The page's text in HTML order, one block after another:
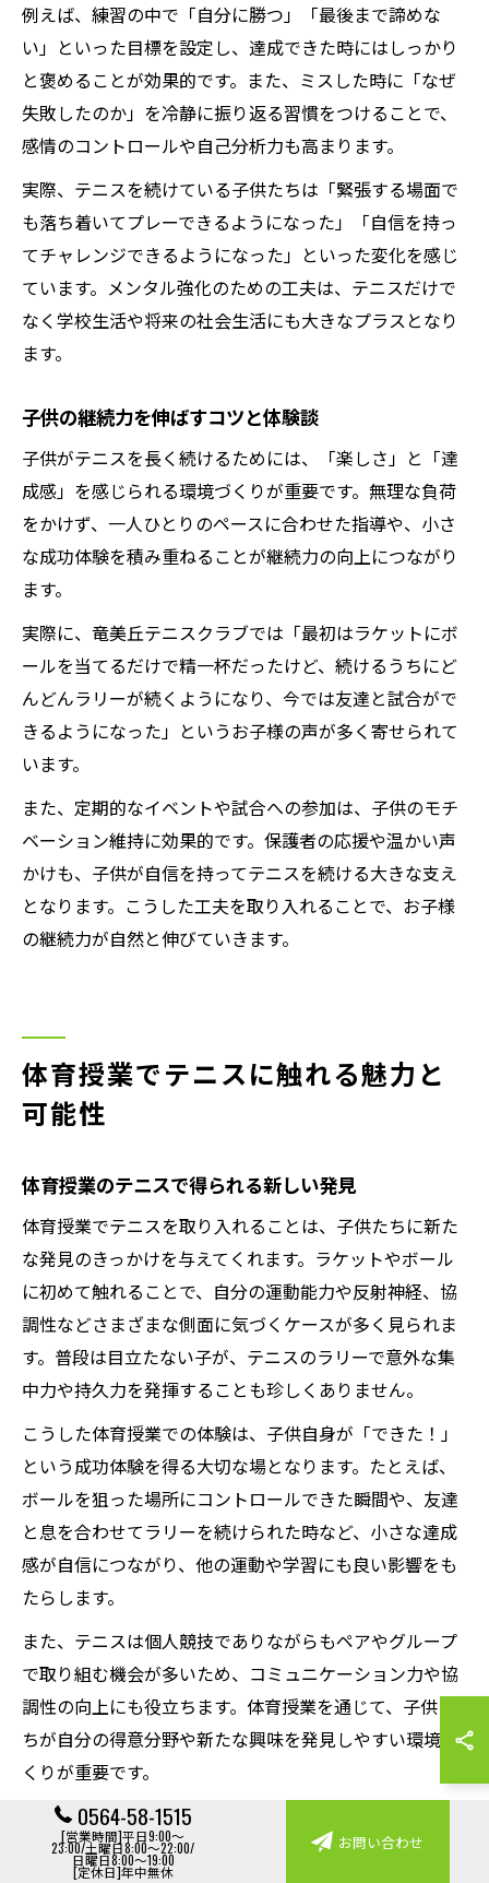
例えば、練習の中で「自分に勝つ」「最後まで諦めな
い」といった目標を設定し、達成できた時にはしっかり
と褒めることが効果的です。また、ミスした時に「なぜ
失敗したのか」を冷静に振り返る習慣をつけることで、
感情のコントロールや自己分析力も高まります。
実際、テニスを続けている子供たちは「緊張する場面で
も落ち着いてプレーできるようになった」「自信を持っ
てチャレンジできるようになった」といった変化を感じ
ています。メンタル強化のための工夫は、テニスだけで
なく学校生活や将来の社会生活にも大きなプラスとなり
ます。
子供の継続力を伸ばすコツと体験談
子供がテニスを長く続けるためには、「楽しさ」と「達
成感」を感じられる環境づくりが重要です。無理な負荷
をかけず、一人ひとりのペースに合わせた指導や、小さ
な成功体験を積み重ねることが継続力の向上につながり
ます。
実際に、竜美丘テニスクラブでは「最初はラケットにボ
ールを当てるだけで精一杯だったけど、続けるうちにど
んどんラリーが続くようになり、今では友達と試合がで
きるようになった」というお子様の声が多く寄せられて
います。
また、定期的なイベントや試合への参加は、子供のモチ
ベーション維持に効果的です。保護者の応援や温かい声
かけも、子供が自信を持ってテニスを続ける大きな支え
となります。こうした工夫を取り入れることで、お子様
の継続力が自然と伸びていきます。
体育授業でテニスに触れる魅力と
可能性
体育授業のテニスで得られる新しい発見
体育授業でテニスを取り入れることは、子供たちに新た
な発見のきっかけを与えてくれます。ラケットやボール
に初めて触れることで、自分の運動能力や反射神経、協
調性などさまざまな側面に気づくケースが多く見られま
す。普段は目立たない子が、テニスのラリーで意外な集
中力や持久力を発揮することも珍しくありません。
こうした体育授業での体験は、子供自身が「できた！」
という成功体験を得る大切な場となります。たとえば、
ボールを狙った場所にコントロールできた瞬間や、友達
と息を合わせてラリーを続けられた時など、小さな達成
感が自信につながり、他の運動や学習にも良い影響をも
たらします。
また、テニスは個人競技でありながらもペアやグループ
で取り組む機会が多いため、コミュニケーション力や協
調性の向上にも役立ちます。体育授業を通じて、子供た
ちが自分の得意分野や新たな興味を発見しやすい環境づ
くりが重要です。
ハンドテニス導入の利点と楽しみ方
ハンドテニスは、ラケットを使わず手でボールを打つこ
0564-58-1515
[営業時間]平日9:00～
23:00/土曜日8:00～22:00/
日曜日8:00～19:00
[定休日]年中無休
お問い合わせ